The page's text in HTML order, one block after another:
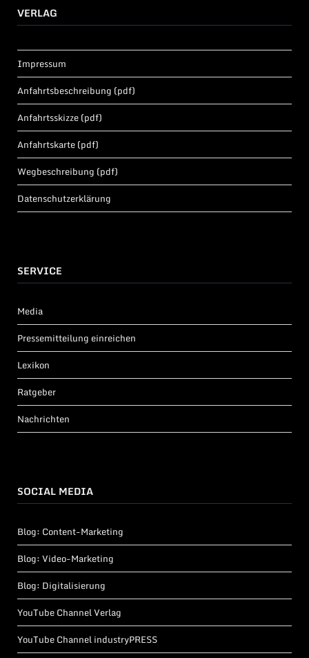
VERLAG
Impressum
Anfahrtsbeschreibung (pdf)
Anfahrtsskizze (pdf)
Anfahrtskarte (pdf)
Wegbeschreibung (pdf)
Datenschutzerklärung
SERVICE
Media
Pressemitteilung einreichen
Lexikon
Ratgeber
Nachrichten
SOCIAL MEDIA
Blog: Content-Marketing
Blog: Video-Marketing
Blog: Digitalisierung
YouTube Channel Verlag
YouTube Channel industryPRESS